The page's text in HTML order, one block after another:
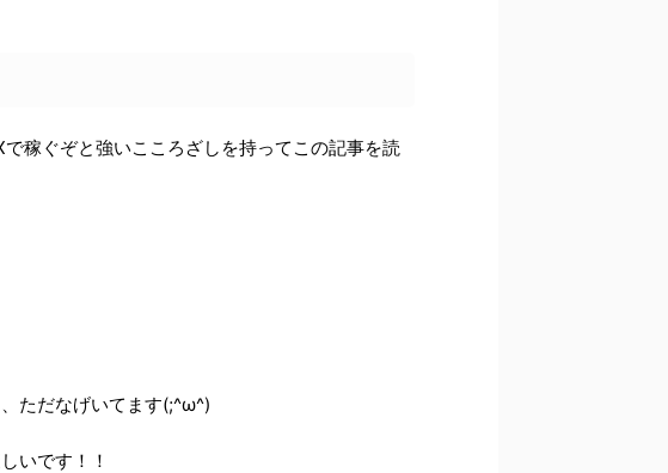
稼ぐぞと強いこころざしを持ってこの記事を読
ただなげいてます(;^ω^)
いです！！